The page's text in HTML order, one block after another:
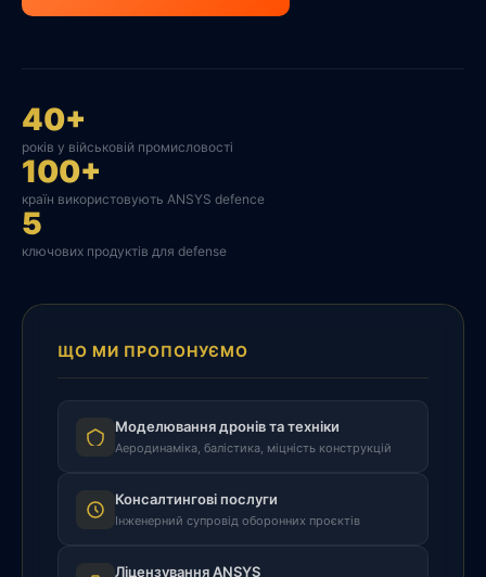
40+
років у військовій промисловості
100+
країн використовують ANSYS defence
5
ключових продуктів для defense
ЩО МИ ПРОПОНУЄМО
Моделювання дронів та техніки
Аеродинаміка, балістика, міцність конструкцій
Консалтингові послуги
Інженерний супровід оборонних проєктів
Ліцензування ANSYS